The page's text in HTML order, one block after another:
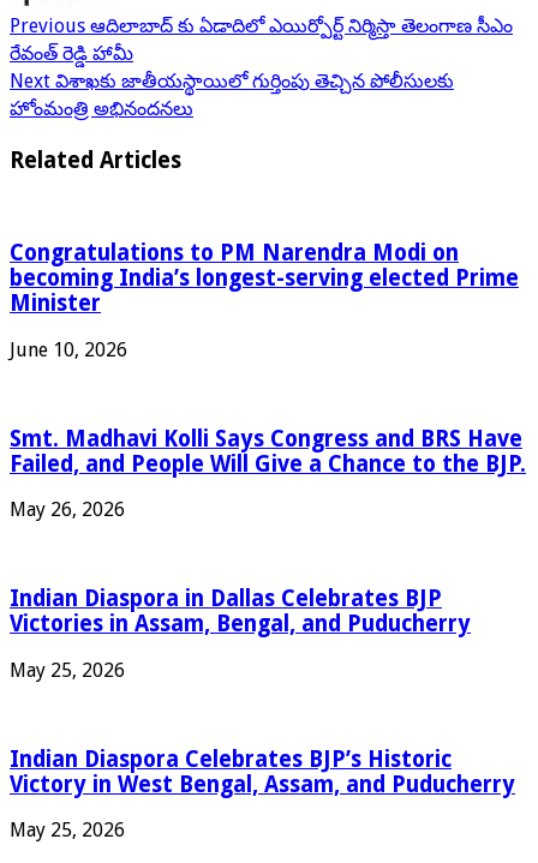
Previous ఆదిలాబాద్ కు ఏడాదిలో ఎయిర్పోర్ట్ నిర్మిస్తా తెలంగాణ సీఎం
రేవంత్ రెడ్డి హామీ
Next విశాఖకు జాతీయస్థాయిలో గుర్తింపు తెచ్చిన పోలీసులకు
హోంమంత్రి అభినందనలు
Related Articles
Congratulations to PM Narendra Modi on
becoming India’s longest-serving elected Prime
Minister
June 10, 2026
Smt. Madhavi Kolli Says Congress and BRS Have
Failed, and People Will Give a Chance to the BJP.
May 26, 2026
Indian Diaspora in Dallas Celebrates BJP
Victories in Assam, Bengal, and Puducherry
May 25, 2026
Indian Diaspora Celebrates BJP’s Historic
Victory in West Bengal, Assam, and Puducherry
May 25, 2026